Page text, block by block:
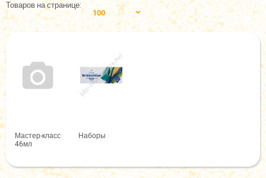
Товаров на странице:
100
Мастер-класс
46мл
Наборы